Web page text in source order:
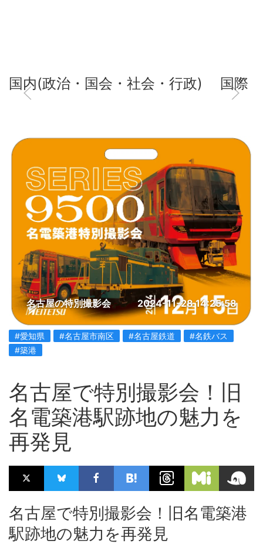
国内(政治・国会・社会・行政) 国際
名古屋の特別撮影会 2024-11-28 14:25:58
#愛知県 #名古屋市南区 #名古屋鉄道
#名鉄バス
#築港
名古屋で特別撮影会！旧
名電築港駅跡地の魅力を
再発見
名古屋で特別撮影会！旧名電築港
駅跡地の魅力を再発見